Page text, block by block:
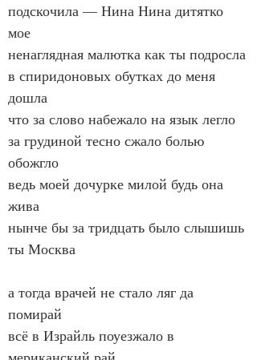
подскочила — Нина Нина дитятко
мое
ненаглядная малютка как ты подросла
в спиридоновых обутках до меня
дошла
что за слово набежало на язык легло
за грудиной тесно сжало болью
обожгло
ведь моей дочурке милой будь она
жива
нынче бы за тридцать было слышишь
ты Москва
а тогда врачей не стало ляг да
помирай
всё в Израйль поуезжало в